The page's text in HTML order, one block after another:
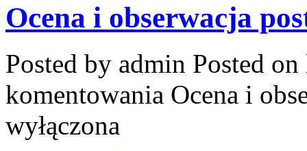
Ocena i obserwacja
Posted by admin Posted
komentowania Ocena i
wyłączona